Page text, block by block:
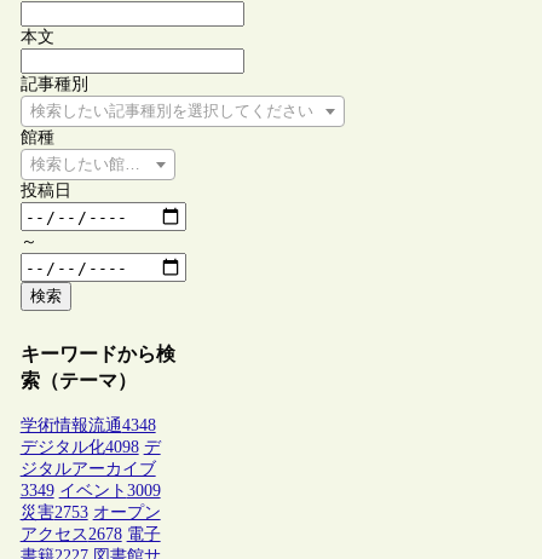
本文
記事種別
検索したい記事種別を選択してください
館種
検索したい館種を選択してください
投稿日
～
検索
キーワードから検
索（テーマ）
学術情報流通4348
デジタル化4098 デ
ジタルアーカイブ
3349 イベント 3009
災害2753 オープン
アクセス 2678 電子